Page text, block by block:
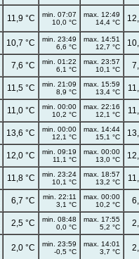
11,9 °C
min. 07:07
10,0 °C
max. 12:49
14,4 °C
10,7 °C
min. 23:49
6,6 °C
max. 14:51
12,7 °C
7,6 °C
min. 01:22
6,1 °C
max. 23:57
10,1 °C
11,5 °C
min. 21:09
8,9 °C
max. 15:59
13,4 °C
11,0 °C
min. 00:00
10,2 °C
max. 22:16
12,1 °C
13,6 °C
min. 00:00
12,1 °C
max. 14:44
15,1 °C
12,0 °C
min. 09:19
11,1 °C
max. 00:00
13,0 °C
11,8 °C
min. 23:24
10,1 °C
max. 18:57
13,2 °C
6,7 °C
min. 22:11
3,1 °C
max. 00:00
10,2 °C
2,5 °C
min. 08:48
0,0 °C
max. 17:55
5,2 °C
2,0 °C
min. 23:59
-0,5 °C
max. 14:01
3,7 °C